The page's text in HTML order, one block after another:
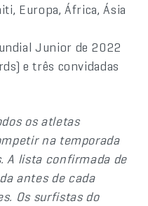
Europa, África, Ásia
Junior de 2022
e três convidadas
os atletas
na temporada
A lista confirmada de
antes de cada
Os surfistas do